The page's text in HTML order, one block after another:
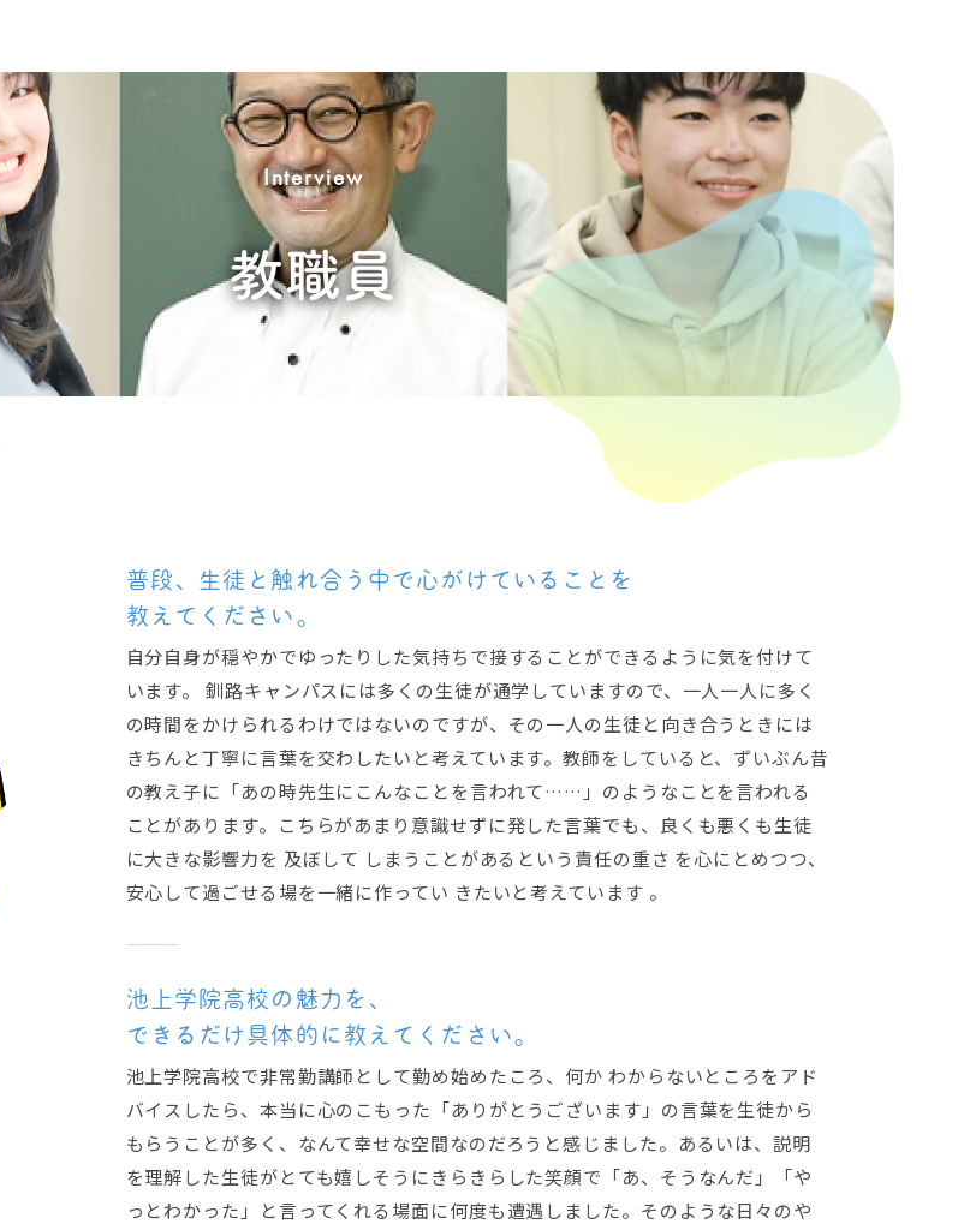
Interview
教職員
普段、生徒と触れ合う中で心がけていることを
教えてください。
自分自身が穏やかでゆったりした気持ちで接することができるように気を付けて
います。 釧路キャンパスには多くの生徒が通学していますので、一人一人に多く
の時間をかけられるわけではないのですが、その一人の生徒と向き合うときには
きちんと丁寧に言葉を交わしたいと考えています。教師をしていると、ずいぶん昔
の教え子に「あの時先生にこんなことを言われて……」のようなことを言われる
ことがあります。こちらがあまり意識せずに発した言葉でも、良くも悪くも生徒
に大きな影響力を 及ぼして しまうことがあるという責任の重さ を心にとめつつ、
安心して過ごせる場を一緒に作ってい きたいと考えています 。
池上学院高校の魅力を、
できるだけ具体的に教えてください。
池上学院高校で非常勤講師として勤め始めたころ、何か わからないところをアド
バイスしたら、本当に心のこもった「ありがとうございます」の言葉を生徒から
もらうことが多く、なんて幸せな空間なのだろうと感じました。あるいは、説明
を理解した生徒がとても嬉しそうにきらきらした笑顔で「あ、そうなんだ」「や
っとわかった」と言ってくれる場面に何度も遭遇しました。そのような日々のや